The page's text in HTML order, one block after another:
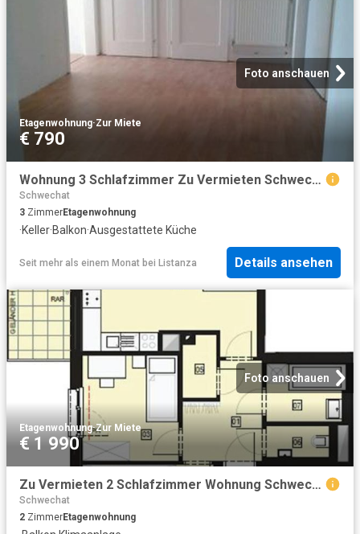
Foto anschauen
Etagenwohnung·Zur Miete
€ 790
Wohnung 3 Schlafzimmer Zu Vermieten Schwechat AUT 790 ES98669179
Schwechat
3 ZimmerEtagenwohnung
·Keller·Balkon·Ausgestattete Küche
Seit mehr als einem Monat bei Listanza Details ansehen
Foto anschauen
Etagenwohnung·Zur Miete
€ 1 990
Zu Vermieten 2 Schlafzimmer Wohnung Schwechat Schwechat DS103657971
Schwechat
2 ZimmerEtagenwohnung